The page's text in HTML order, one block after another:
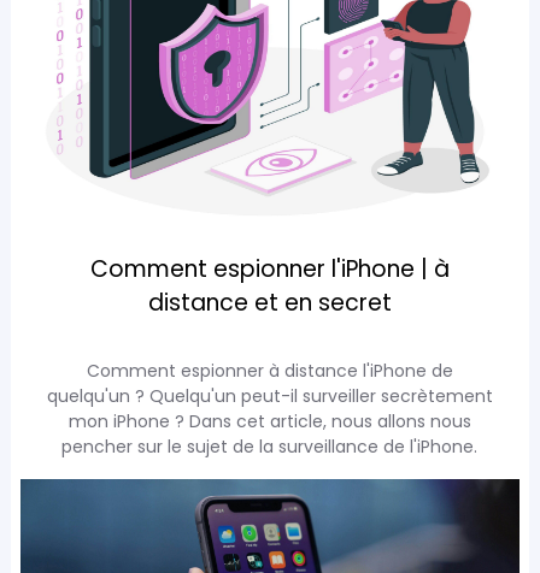
Comment espionner l'iPhone | à
distance et en secret
Comment espionner à distance l'iPhone de
quelqu'un ? Quelqu'un peut-il surveiller secrètement
mon iPhone ? Dans cet article, nous allons nous
pencher sur le sujet de la surveillance de l'iPhone.